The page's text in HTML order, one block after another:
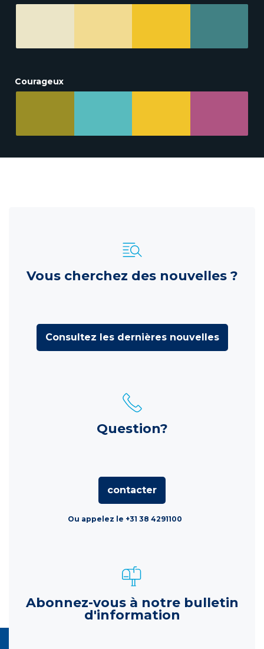
Courageux
Vous cherchez des nouvelles ?
Consultez les dernières nouvelles
Question?
contacter
Ou appelez le +31 38 4291100
Abonnez-vous à notre bulletin
d'information